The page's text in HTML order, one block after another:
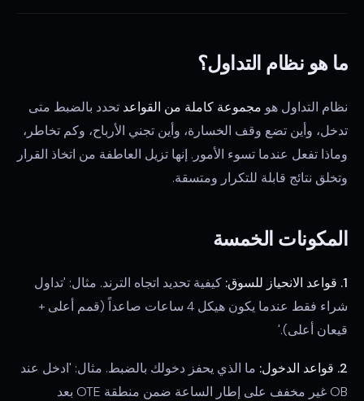
ما هو نظام التداول؟
نظام التداول هو مجموعة كاملة من القواعد تحدد بالضبط متى
تدخل، وأين تضع وقف الخسارة، وأين تجني الأرباح، وكم تخاطر،
وماذا تفعل عندما تسوء الأمور. إنها تزيل العاطفة من اتخاذ القرار
وتخلق نتائج قابلة للتكرار ومتسقة.
المكونات الخمسة
1. قواعد الانحياز للسوق:
كيفية تحديد اتجاه الترند. مثال: 'تداول
شراء فقط عندما يكون هيكل 4 ساعات صاعداً (قمم أعلى +
قيعان أعلى).'
2. قواعد الدخول:
ما الذي يحفز دخولك بالضبط. مثال: 'ادخل عند
OB غير مخفف على إطار الساعة ضمن منطقة OTE بعد